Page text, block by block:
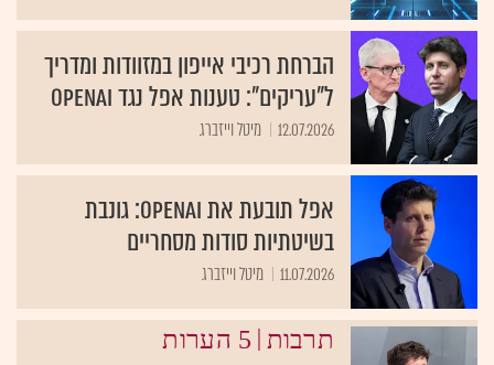
הברחת רכיבי אייפון במזוודות ומדריך
ל"עריקים": טענות אפל נגד OpenAI
12.07.2026 מיטל וייזברג
אפל תובעת את OpenAI: גונבת
בשיטתיות סודות מסחריים
11.07.2026 מיטל וייזברג
תרבות | 5 הערות